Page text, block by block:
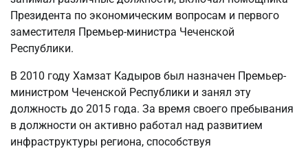
Президента по экономическим вопросам и первого
заместителя Премьер-министра Чеченской
Республики.
В 2010 году Хамзат Кадыров был назначен Премьер-
министром Чеченской Республики и занял эту
должность до 2015 года. За время своего пребывания
в должности он активно работал над развитием
инфраструктуры региона, способствуя